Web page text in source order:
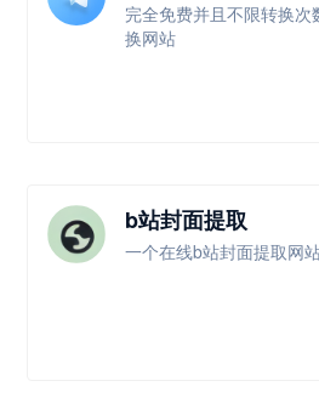
完全免费并且不限转换
换网站
b站封面提取
一个在线b站封面提取网